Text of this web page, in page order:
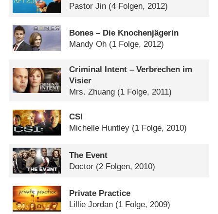
Pastor Jin (4 Folgen, 2012)
Bones – Die Knochenjägerin
Mandy Oh (1 Folge, 2012)
Criminal Intent – Verbrechen im
Visier
Mrs. Zhuang (1 Folge, 2011)
CSI
Michelle Huntley (1 Folge, 2010)
The Event
Doctor (2 Folgen, 2010)
Private Practice
Lillie Jordan (1 Folge, 2009)